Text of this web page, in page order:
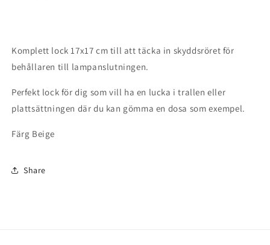
Komplett lock 17x17 cm till att täcka in skyddsröret för
behållaren till lampanslutningen.
Perfekt lock för dig som vill ha en lucka i trallen eller
plattsättningen där du kan gömma en dosa som exempel.
Färg Beige
Share